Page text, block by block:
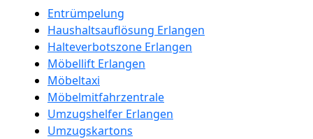
Entrümpelung
Haushaltsauflösung Erlangen
Halteverbotszone Erlangen
Möbellift Erlangen
Möbeltaxi
Möbelmitfahrzentrale
Umzugshelfer Erlangen
Umzugskartons